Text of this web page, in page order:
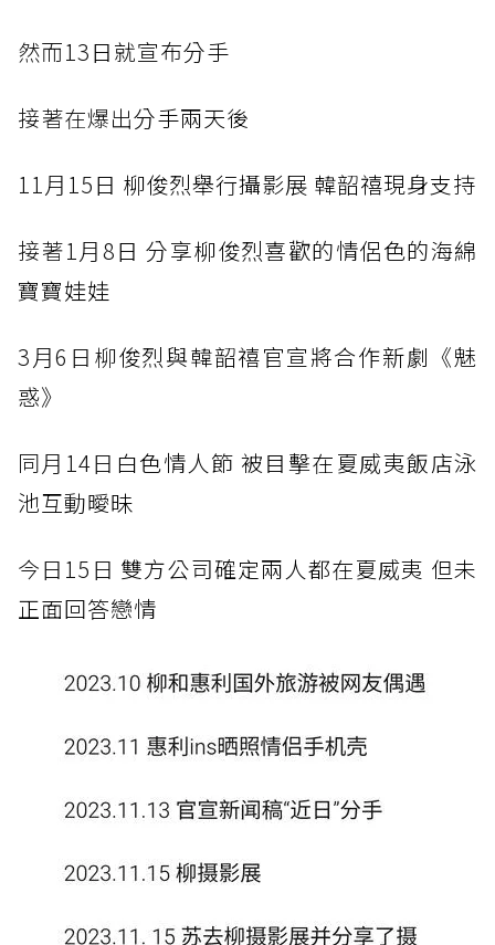
然而13日就宣布分手
接著在爆出分手兩天後
11月15日 柳俊烈舉行攝影展 韓韶禧現身支持
接著1月8日 分享柳俊烈喜歡的情侶色的海綿
寶寶娃娃
3月6日柳俊烈與韓韶禧官宣將合作新劇《魅
惑》
同月14日 白色情人節 被目擊在夏威夷飯店泳
池互動曖昧
今日15日 雙方公司確定兩人都在夏威夷 但未
正面回答戀情